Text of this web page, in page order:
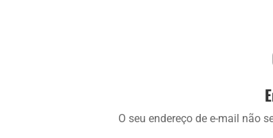
O seu endereço de e-mail não